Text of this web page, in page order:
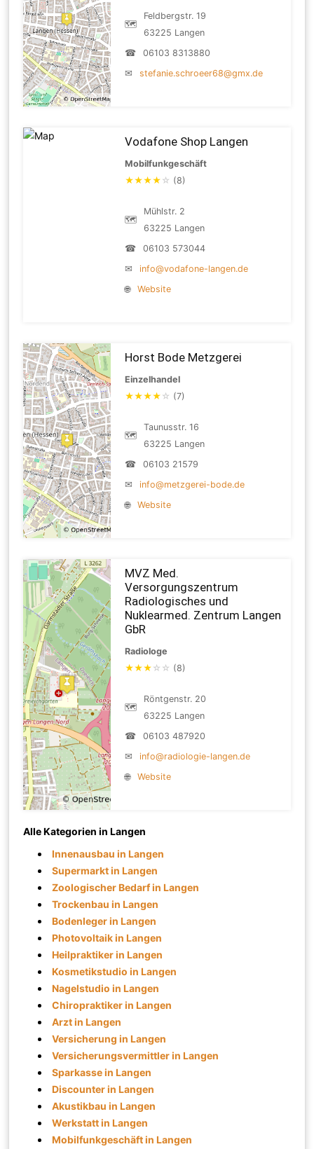
🗺
Feldbergstr. 19
63225 Langen
☎
06103 8313880
✉
stefanie.schroeer68@gmx.de
Vodafone Shop Langen
Mobilfunkgeschäft
★★★★ ☆ (8)
🗺
Mühlstr. 2
63225 Langen
☎
06103 573044
✉
info@vodafone-langen.de
🌐
Website
Horst Bode Metzgerei
Einzelhandel
★★★★ ☆ (7)
🗺
Taunusstr. 16
63225 Langen
☎
06103 21579
✉
info@metzgerei-bode.de
🌐
Website
MVZ Med.
Versorgungszentrum
Radiologisches und
Nuklearmed. Zentrum Langen
GbR
Radiologe
★★★ ☆ ☆ (8)
🗺
Röntgenstr. 20
63225 Langen
☎
06103 487920
✉
info@radiologie-langen.de
🌐
Website
Alle Kategorien in Langen
Innenausbau in Langen
Supermarkt in Langen
Zoologischer Bedarf in Langen
Trockenbau in Langen
Bodenleger in Langen
Photovoltaik in Langen
Heilpraktiker in Langen
Kosmetikstudio in Langen
Nagelstudio in Langen
Chiropraktiker in Langen
Arzt in Langen
Versicherung in Langen
Versicherungsvermittler in Langen
Sparkasse in Langen
Discounter in Langen
Akustikbau in Langen
Werkstatt in Langen
Mobilfunkgeschäft in Langen